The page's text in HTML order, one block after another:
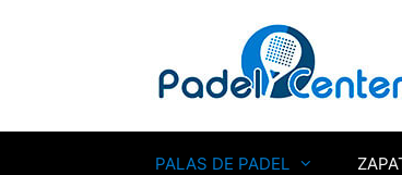
PALAS DE PADEL